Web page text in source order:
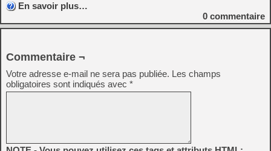
En savoir plus…
0 commentaire
Commentaire ¬
Votre adresse e-mail ne sera pas publiée. Les champs
obligatoires sont indiqués avec *